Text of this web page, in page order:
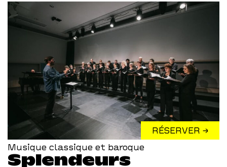
RÉSERVER →
Musique classique et baroque
Splendeurs